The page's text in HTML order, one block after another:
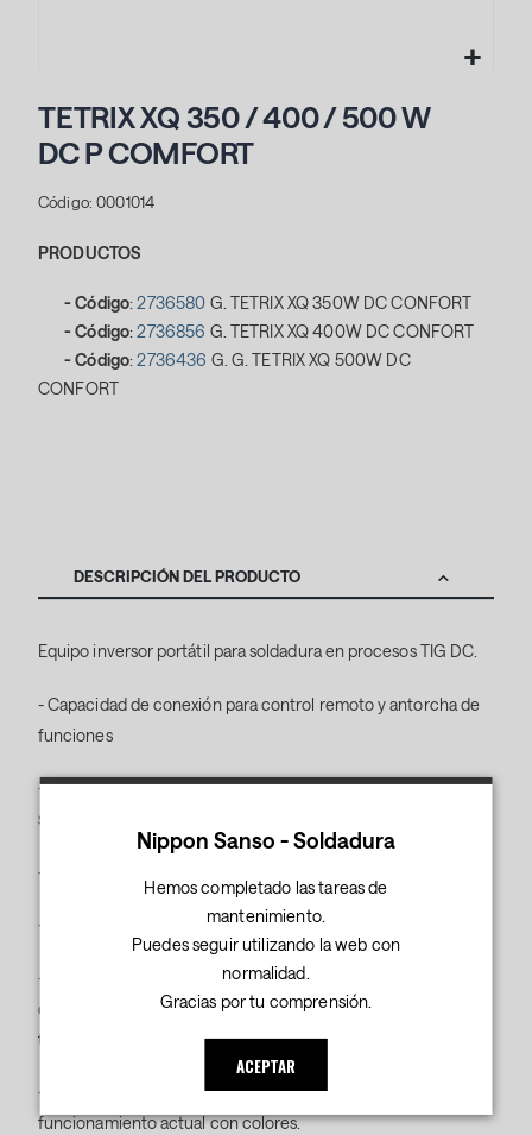
al
comienzo
de
galería
imágenes
TETRIX XQ 350 / 400 / 500 W
DC P COMFORT
Código: 0001014
PRODUCTOS
- Código:2736580 G. TETRIX XQ 350W DC CONFORT
-Código:2736856 G. TETRIX XQ 400W DC CONFORT
-Código:2736436 G. G. TETRIX XQ 500W DC
CONFORT
DESCRIPCIÓN DEL PRODUCTO
Equipo inversor portátil para soldadura en procesos TIG DC.
- Capacidad de conexión para control remoto y antorcha de
funciones
- Inversión simple y sin herramientas de la polaridad de
soldadura.
- Monitoreo de fallas a tierra (protección PE).
- A prueba de salpicaduras según IP23.
- Sistema guías de fijación flexFit: muchas piezas accesorias y
opciones se pueden fijar a la máquina de soldar utilizando
tuercas de ranura convencionales.
- La barra de estado LED frontal indica el estado de
funcionamiento actual con colores.
Nippon Sanso - Soldadura
Hemos completado las tareas de
mantenimiento.
Puedes seguir utilizando la web con
normalidad.
Gracias por tu comprensión.
ACEPTAR